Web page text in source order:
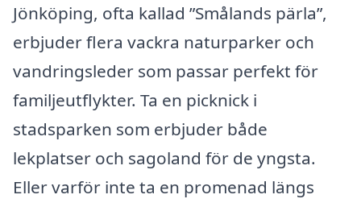
Jönköping, ofta kallad ”Smålands pärla”,
erbjuder flera vackra naturparker och
vandringsleder som passar perfekt för
familjeutflykter. Ta en picknick i
stadsparken som erbjuder både
lekplatser och sagoland för de yngsta.
Eller varför inte ta en promenad längs